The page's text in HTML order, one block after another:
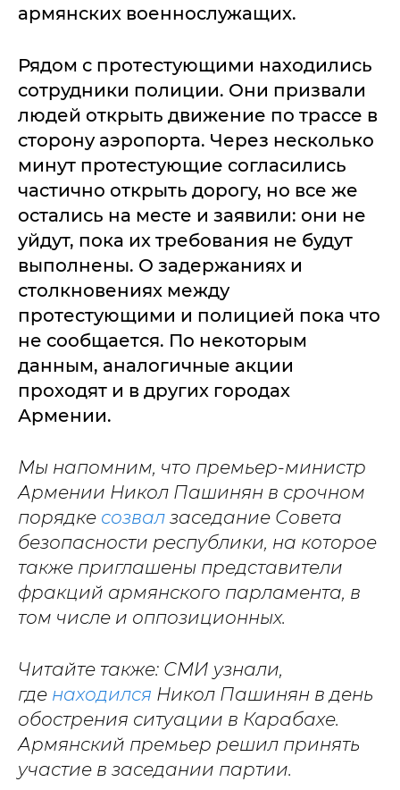
армянских военнослужащих.
Рядом с протестующими находились
сотрудники полиции. Они призвали
людей открыть движение по трассе в
сторону аэропорта. Через несколько
минут протестующие согласились
частично открыть дорогу, но все же
остались на месте и заявили: они не
уйдут, пока их требования не будут
выполнены. О задержаниях и
столкновениях между
протестующими и полицией пока что
не сообщается. По некоторым
данным, аналогичные акции
проходят и в других городах
Армении.
Мы напомним, что премьер-министр
Армении Никол Пашинян в срочном
порядке созвал заседание Совета
безопасности республики, на которое
также приглашены представители
фракций армянского парламента, в
том числе и оппозиционных.
Читайте также: СМИ узнали,
где находился Никол Пашинян в день
обострения ситуации в Карабахе.
Армянский премьер решил принять
участие в заседании партии.